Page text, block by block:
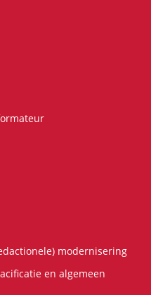
modernisering
en algemeen